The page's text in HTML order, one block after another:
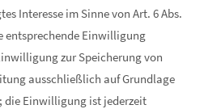
Interesse im Sinne von Art. 6 Abs.
entsprechende Einwilligung
zur Speicherung von
ausschließlich auf Grundlage
die Einwilligung ist jederzeit